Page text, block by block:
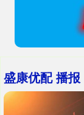
盛康优配 播报